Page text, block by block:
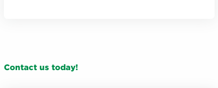
Contact us today!